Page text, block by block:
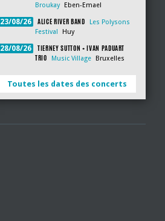
Broukay
Eben-Emael
23/08/26 ALICE RIVER BAND
Les Polysons
Festival
Huy
28/08/26
TIERNEY SUTTON + IVAN PADUART
TRIO
Music Village Bruxelles
Toutes les dates des concerts